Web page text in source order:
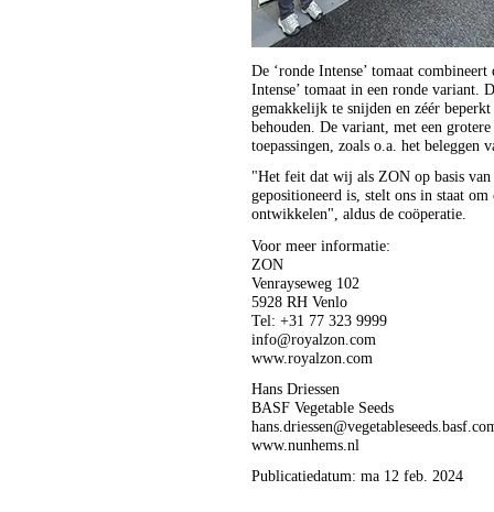
De ‘ronde Intense’ tomaat
Intense’ tomaat in een ronde variant.
gemakkelijk te snijden en zéér
behouden. De variant, met een
toepassingen, zoals o.a. het beleggen
"Het feit dat wij als ZON op basis
gepositioneerd is, stelt ons in staat
ontwikkelen", aldus de coöperatie.
Voor meer informatie:
ZON
Venrayseweg 102
5928 RH Venlo
Tel: +31 77 323 9999
info@royalzon.com
www.royalzon.com
Hans Driessen
BASF Vegetable Seeds
www.nunhems.nl
Publicatiedatum: ma 12 feb. 2024